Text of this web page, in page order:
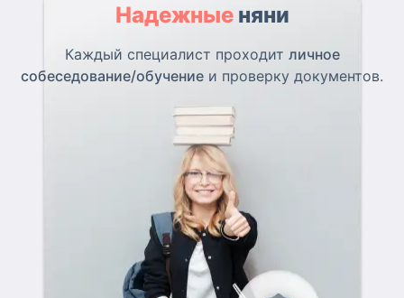
Надежные няни
Каждый специалист проходит личное
собеседование/обучение и проверку документов.